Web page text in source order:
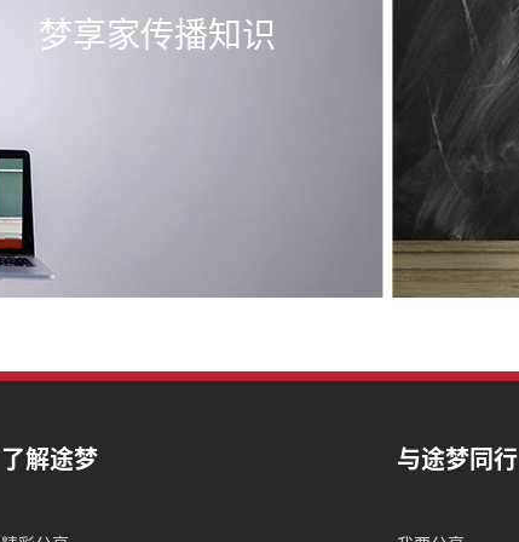
梦享家传播知识
了解途梦 与途梦同行